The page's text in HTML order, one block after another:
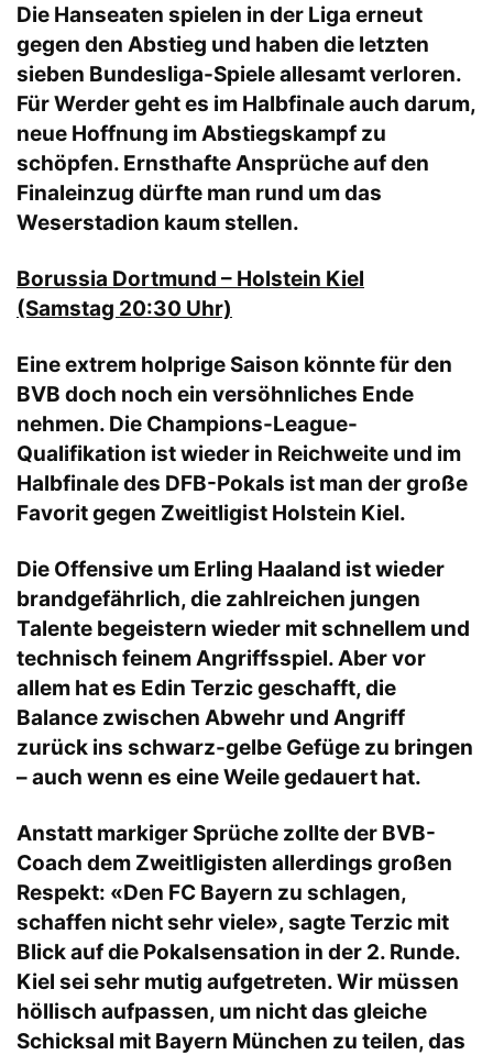
Die Hanseaten spielen in der Liga erneut
gegen den Abstieg und haben die letzten
sieben Bundesliga-Spiele allesamt verloren.
Für Werder geht es im Halbfinale auch darum,
neue Hoffnung im Abstiegskampf zu
schöpfen. Ernsthafte Ansprüche auf den
Finaleinzug dürfte man rund um das
Weserstadion kaum stellen.
Borussia Dortmund – Holstein Kiel
(Samstag 20:30 Uhr)
Eine extrem holprige Saison könnte für den
BVB doch noch ein versöhnliches Ende
nehmen. Die Champions-League-
Qualifikation ist wieder in Reichweite und im
Halbfinale des DFB-Pokals ist man der große
Favorit gegen Zweitligist Holstein Kiel.
Die Offensive um Erling Haaland ist wieder
brandgefährlich, die zahlreichen jungen
Talente begeistern wieder mit schnellem und
technisch feinem Angriffsspiel. Aber vor
allem hat es Edin Terzic geschafft, die
Balance zwischen Abwehr und Angriff
zurück ins schwarz-gelbe Gefüge zu bringen
– auch wenn es eine Weile gedauert hat.
Anstatt markiger Sprüche zollte der BVB-
Coach dem Zweitligisten allerdings großen
Respekt: «Den FC Bayern zu schlagen,
schaffen nicht sehr viele», sagte Terzic mit
Blick auf die Pokalsensation in der 2. Runde.
Kiel sei sehr mutig aufgetreten. Wir müssen
höllisch aufpassen, um nicht das gleiche
Schicksal mit Bayern München zu teilen, das